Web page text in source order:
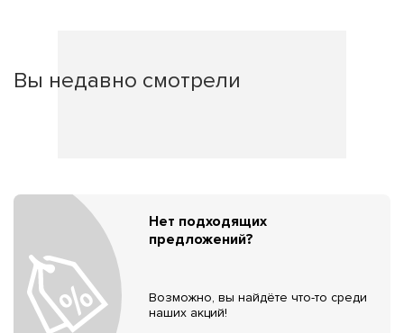
Вы недавно смотрели
Нет подходящих
предложений?
Возможно, вы найдёте что-то среди
наших акций!